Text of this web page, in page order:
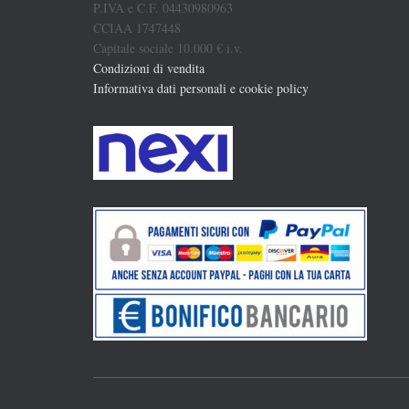
P.IVA e C.F. 04430980963
CCIAA 1747448
Capitale sociale 10.000 € i.v.
Condizioni di vendita
Informativa dati personali e cookie policy